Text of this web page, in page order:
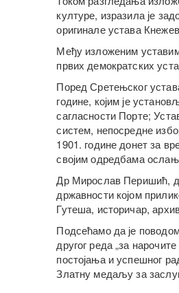
културе, изразила је
оригинале устава
Међу изложеним
првих демократских
Поред Сретењског
године, којим је
сагласности Порте;
систем, непосредне
1901. године донет за
својим одредбама
Др Мирослав Перишић,
државности којом
Гутеша, историчар,
Подсећамо да је
другог реда „за
постојања и успешног
Златну медаљу за